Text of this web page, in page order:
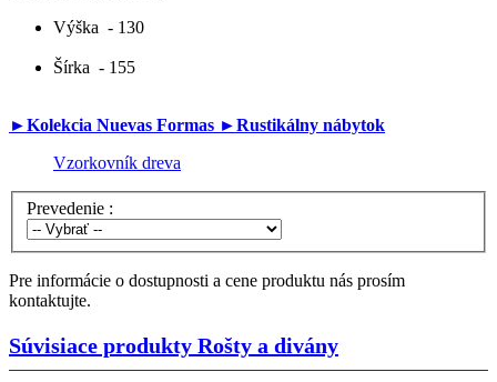
Výška - 130
Šírka - 155
►Kolekcia Nuevas Formas ►Rustikálny nábytok
Vzorkovník dreva
Prevedenie :
Pre informácie o dostupnosti a cene produktu nás prosím
kontaktujte.
Súvisiace produkty Rošty a divány